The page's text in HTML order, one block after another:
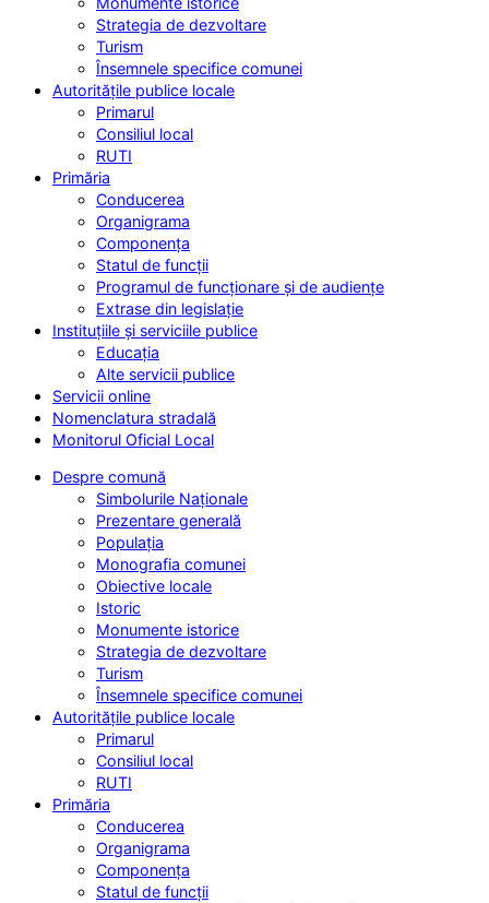
Strategia de dezvoltare
Turism
Însemnele specifice comunei
Autoritățile publice locale
Primarul
Consiliul local
RUTI
Primăria
Conducerea
Organigrama
Componența
Statul de funcții
Programul de funcționare și de audiențe
Extrase din legislație
Instituțiile și serviciile publice
Educația
Alte servicii publice
Servicii online
Nomenclatura stradală
Monitorul Oficial Local
Despre comună
Simbolurile Naționale
Prezentare generală
Populația
Monografia comunei
Obiective locale
Istoric
Monumente istorice
Strategia de dezvoltare
Turism
Însemnele specifice comunei
Autoritățile publice locale
Primarul
Consiliul local
RUTI
Primăria
Conducerea
Organigrama
Componența
Statul de funcții